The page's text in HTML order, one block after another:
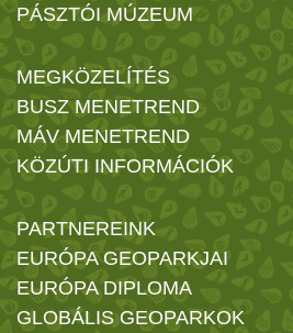
PÁSZTÓI MÚZEUM
MEGKÖZELÍTÉS
BUSZ MENETREND
MÁV MENETREND
KÖZÚTI INFORMÁCIÓK
PARTNEREINK
EURÓPA GEOPARKJAI
EURÓPA DIPLOMA
GLOBÁLIS GEOPARKOK